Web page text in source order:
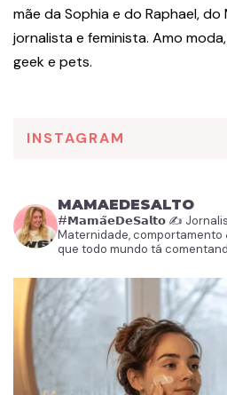
mãe da Sophia e do Raphael,
jornalista e feminista. Amo
geek e pets.
INSTAGRAM
MAMAEDESALTO
#𝗠𝗮𝗺𝗮̃𝗲𝗗𝗲𝗦𝗮𝗹𝘁𝗼 ✍️
Maternidade, comportamento
que todo mundo tá